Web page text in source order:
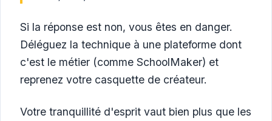
Si la réponse est non, vous êtes en danger.
Déléguez la technique à une plateforme dont
c'est le métier (comme SchoolMaker) et
reprenez votre casquette de créateur.
Votre tranquillité d'esprit vaut bien plus que les